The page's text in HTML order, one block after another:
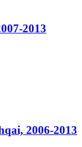
2013
2006-2013